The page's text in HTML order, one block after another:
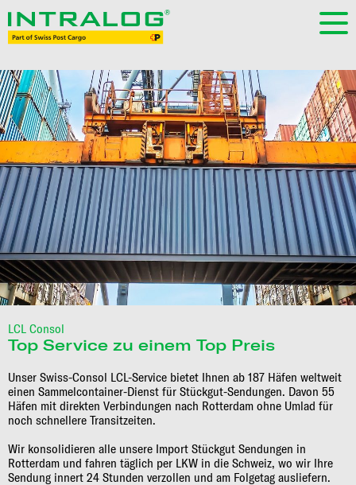
LCL Consol
Top Service zu einem Top Preis
Unser Swiss-Consol LCL-Service bietet Ihnen ab 187 Häfen weltweit
einen Sammelcontainer-Dienst für Stückgut-Sendungen. Davon 55
Häfen mit direkten Verbindungen nach Rotterdam ohne Umlad für
noch schnellere Transitzeiten.
Wir konsolidieren alle unsere Import Stückgut Sendungen in
Rotterdam und fahren täglich per LKW in die Schweiz, wo wir Ihre
Sendung innert 24 Stunden verzollen und am Folgetag ausliefern.